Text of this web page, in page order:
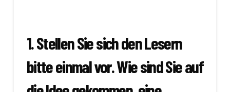
1. Stellen Sie sich den Lesern
bitte einmal vor. Wie sind Sie auf